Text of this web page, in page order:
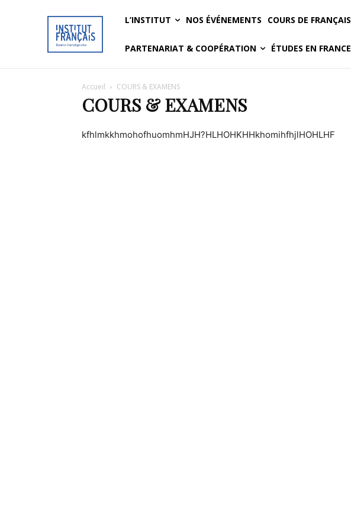
L’INSTITUT NOS ÉVÉNEMENTS COURS DE FRANÇAIS
PARTENARIAT & COOPÉRATION ÉTUDES EN FRANCE
Accueil COURS & EXAMENS
COURS & EXAMENS
kfhlmkkhmohofhuomhmHJH?HLHOHKHHkhomihfhjlHOHLHF